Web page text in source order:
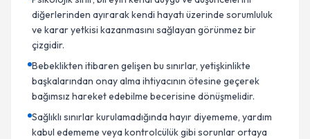
diğerlerinden ayırarak kendi hayatı üzerinde sorumluluk
ve karar yetkisi kazanmasını sağlayan görünmez bir
çizgidir.
Bebeklikten itibaren gelişen bu sınırlar, yetişkinlikte
başkalarından onay alma ihtiyacının ötesine geçerek
bağımsız hareket edebilme becerisine dönüşmelidir.
Sağlıklı sınırlar kurulamadığında hayır diyememe, yardım
kabul edememe veya kontrolcülük gibi sorunlar ortaya